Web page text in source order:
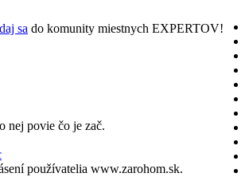
sa do komunity miestnych EXPERTOV!
nej povie čo je zač.
používatelia www.zarohom.sk.